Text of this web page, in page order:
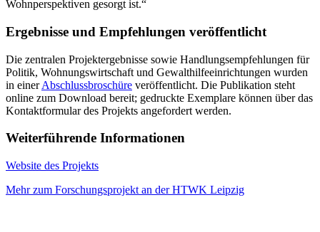
Wohnperspektiven gesorgt ist.“
Ergebnisse und Empfehlungen veröffentlicht
Die zentralen Projektergebnisse sowie Handlungsempfehlungen für
Politik, Wohnungswirtschaft und Gewalthilfeeinrichtungen wurden
in einerAbschlussbroschüre veröffentlicht. Die Publikation steht
online zum Download bereit; gedruckte Exemplare können über das
Kontaktformular des Projekts angefordert werden.
Weiterführende Informationen
Website des Projekts
Mehr zum Forschungsprojekt an der HTWK Leipzig